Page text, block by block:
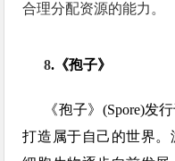
合理分配资源的能力。
8.《孢子》
《孢子》(Spore)发
打造属于自己的世界